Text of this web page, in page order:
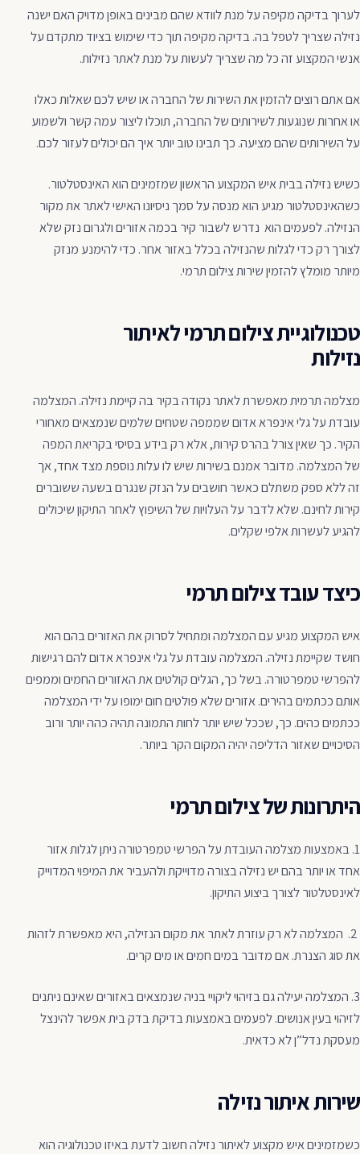
לערוך בדיקה מקיפה על מנת לוודא שהם מבינים באופן מדויק האם ישנה
נזילה שצריך לטפל בה. בדיקה מקיפה תוך כדי שימוש בציוד מתקדם על
אנשי המקצוע זה כל מה שצריך לעשות על מנת לאתר נזילות.
אם אתם רוצים להזמין את השירות של החברה או שיש לכם שאלות כאלו
או אחרות שנוגעות לשירותים של החברה, תוכלו ליצור עמה קשר ולשמוע
על השירותים שהם מציעה. כך תבינו טוב יותר איך הם יכולים לעזור לכם.
כשיש נזילה בבית איש המקצוע הראשון שמזמינים הוא האינסטלטור.
כשהאינסטלטור מגיע הוא מנסה על סמך ניסיונו האישי לאתר את מקור
הנזילה. לפעמים הוא נדרש לשבור קיר בכמה אזורים ולגרום נזק שלא
לצורך רק כדי לגלות שהנזילה בכלל באזור אחר. כדי להימנע מנזק
מיותר מומלץ להזמין שירות צילום תרמי.
טכנולוגיית צילום תרמי לאיתור
נזילות
מצלמה תרמית מאפשרת לאתר נקודה בקיר בה קיימת נזילה. המצלמה
עובדת על גלי אינפרא אדום שממפה שטחים שלמים שנמצאים מאחורי
הקיר. כך שאין צורל בהרס קירות, אלא רק בידע בסיסי בקריאת המפה
של המצלמה. מדובר אמנם בשירות שיש לו עלות נוספת מצד אחד, אך
זה ללא ספק משתלם כאשר חושבים על הנזק שנגרם בשעה ששוברים
קירות לחינם. שלא לדבר על העלויות של השיפוץ לאחר התיקון שיכולים
להגיע לעשרות אלפי שקלים.
כיצד עובד צילום תרמי
איש המקצוע מגיע עם המצלמה ומתחיל לסרוק את האזורים בהם הוא
חושד שקיימת נזילה. המצלמה עובדת על גלי אינפרא אדום להם רגישות
להפרשי טמפרטורה. בשל כך, הגלים קולטים את האזורים החמים וממפים
אותם ככתמים בהירים. אזורים שלא פולטים חום ימופו על ידי המצלמה
ככתמים כהים. כך, שככל שיש יותר לחות התמונה תהיה כהה יותר ורוב
הסיכויים שאזור הדליפה יהיה המקום הקר ביותר.
היתרונות של צילום תרמי
1. באמצעות מצלמה העובדת על הפרשי טמפרטורה ניתן לגלות אזור
אחד או יותר בהם יש נזילה בצורה מדוייקת ולהעביר את המיפוי המדוייק
לאינסטלטור לצורך ביצוע התיקון.
2. המצלמה לא רק עוזרת לאתר את מקום הנזילה, היא מאפשרת לזהות
את סוג הצנרת. אם מדובר במים חמים או מים קרים.
3. המצלמה יעילה גם בזיהוי ליקויי בניה שנמצאים באזורים שאינם ניתנים
לזיהוי בעין אנושים. לפעמים באמצעות בדיקת בדק בית אפשר להינצל
מעסקת נדל”ן לא כדאית.
שירות איתור נזילה
כשמזמינים איש מקצוע לאיתור נזילה חשוב לדעת באיזו טכנולוגיה הוא